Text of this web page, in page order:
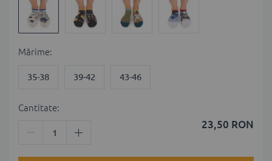
Мărime
35-38 39-42 43-46
23,50 RON
Cantitate: